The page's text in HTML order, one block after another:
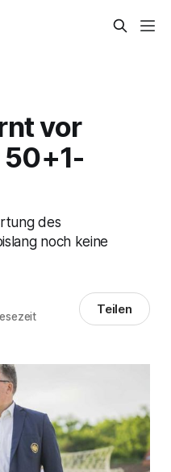
vor
50+1-
des
noch keine
Teilen